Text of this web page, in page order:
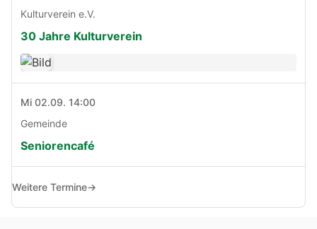
Kulturverein e.V.
30 Jahre Kulturverein
Mi 02.09. 14:00
Gemeinde
Seniorencafé
Weitere Termine→